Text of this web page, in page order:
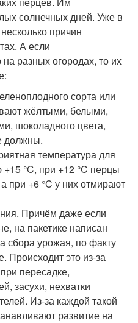
солнечных дней. Уже в
причин
А если
разных огородах, то их
сорта или
жёлтыми, белыми,
шоколадного цвета,
должны.
температура для
°C, при +12 °C перцы
при +6 °C у них отмирают
Причём даже если
на пакетике написан
сбора урожая, по факту
Происходит это из-за
пересадке,
засухи, нехватки
Из-за каждой такой
развитие на